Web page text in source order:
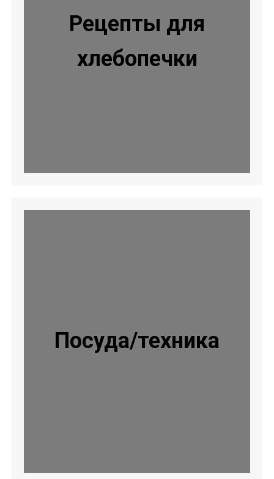
Рецепты для
хлебопечки
Посуда/техника